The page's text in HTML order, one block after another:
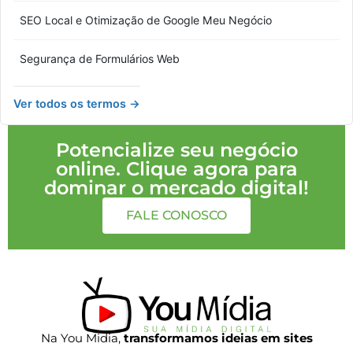
SEO Local e Otimização de Google Meu Negócio
Segurança de Formulários Web
Ver todos os termos →
Potencialize seu negócio
online. Clique agora para
dominar o mercado digital!
FALE CONOSCO
Na You Midia, transformamos ideias em sites